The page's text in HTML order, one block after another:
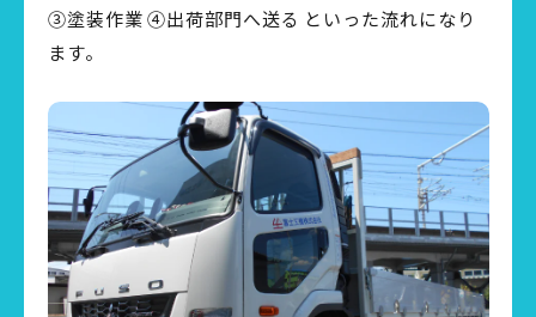
③塗装作業 ④出荷部門へ送る といった流れになり
ます。